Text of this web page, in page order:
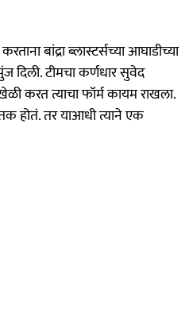
बांद्रा ब्लास्टर्सच्या आघाडीच्या
दिली. टीमचा कर्णधार सुवेद
करत त्याचा फॉर्म कायम राखला.
होतं. तर याआधी त्याने एक